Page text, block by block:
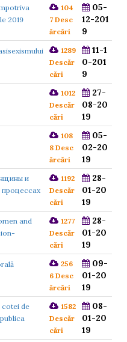
2019
104
7 Desc
ărcări
05-
12-201
9
1289
Descăr
cări
11-1
0-201
9
1012
Descăr
cări
27-
08-20
19
108
8 Desc
ărcări
05-
02-20
19
и
процессах
1192
Descăr
cări
28-
01-20
19
and
1277
Descăr
cări
28-
01-20
19
256
6 Desc
ărcări
09-
01-20
19
cotei de
1582
Descăr
cări
08-
01-20
19